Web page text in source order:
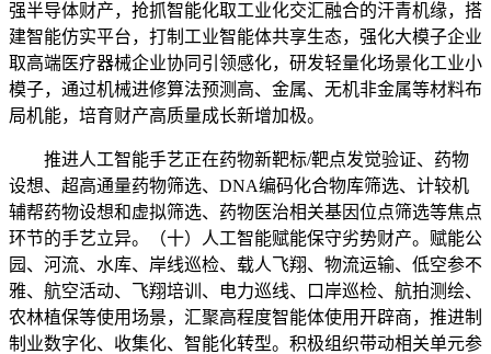
强半导体财产，抢抓智能化取工业化交汇融合的汗青机缘，搭
建智能仿实平台，打制工业智能体共享生态，强化大模子企业
取高端医疗器械企业协同引领感化，研发轻量化场景化工业小
模子，通过机械进修算法预测高、金属、无机非金属等材料布
局机能，培育财产高质量成长新增加极。
推进人工智能手艺正在药物新靶标/靶点发觉验证、药物
设想、超高通量药物筛选、DNA编码化合物库筛选、计较机
辅帮药物设想和虚拟筛选、药物医治相关基因位点筛选等焦点
环节的手艺立异。（十）人工智能赋能保守劣势财产。赋能公
园、河流、水库、岸线巡检、载人飞翔、物流运输、低空参不
雅、航空活动、飞翔培训、电力巡线、口岸巡检、航拍测绘、
农林植保等使用场景，汇聚高程度智能体使用开辟商，推进制
制业数字化、收集化、智能化转型。积极组织带动相关单元参